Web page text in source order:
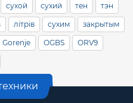
сухой сухий тен тэн
літрів сухим закрытым
Gorenje OGBS ORV9